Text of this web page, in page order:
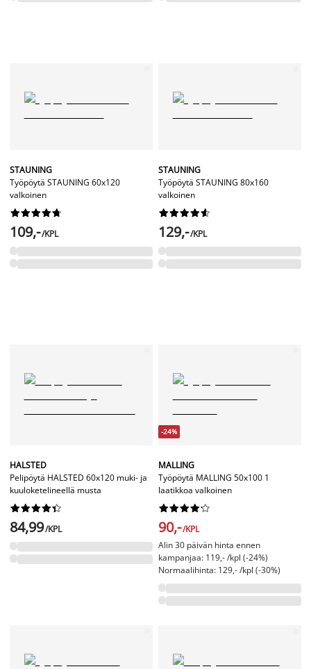
STAUNING
Työpöytä STAUNING 60x120
valkoinen






109,-/KPL
STAUNING
Työpöytä STAUNING 80x160
valkoinen






129,-/KPL
HALSTED
Pelipöytä HALSTED 60x120 muki- ja
kuuloketelineellä musta






84,99/KPL
-24%
MALLING
Työpöytä MALLING 50x100 1
laatikkoa valkoinen






90,-/KPL
Alin 30 päivän hinta ennen
kampanjaa: 119,- /kpl (-24%)
Normaalihinta: 129,- /kpl (-30%)